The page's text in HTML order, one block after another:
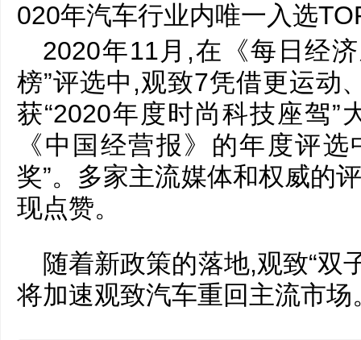
020年汽车行业内唯一入选
2020年11月,在《每日经
榜”评选中,观致7凭借更运动
获“2020年度时尚科技座驾
《中国经营报》的年度评
奖”。多家主流媒体和权威的
现点赞。
随着新政策的落地,观致“双
将加速观致汽车重回主流市场